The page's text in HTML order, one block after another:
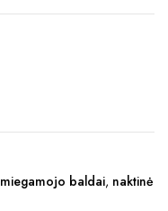
miegamojo baldai, naktinė